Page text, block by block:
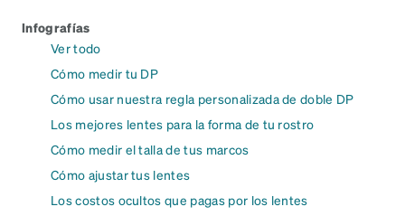
Infografías
Ver todo
Cómo medir tu DP
Cómo usar nuestra regla personalizada de doble DP
Los mejores lentes para la forma de tu rostro
Cómo medir el talla de tus marcos
Cómo ajustar tus lentes
Los costos ocultos que pagas por los lentes